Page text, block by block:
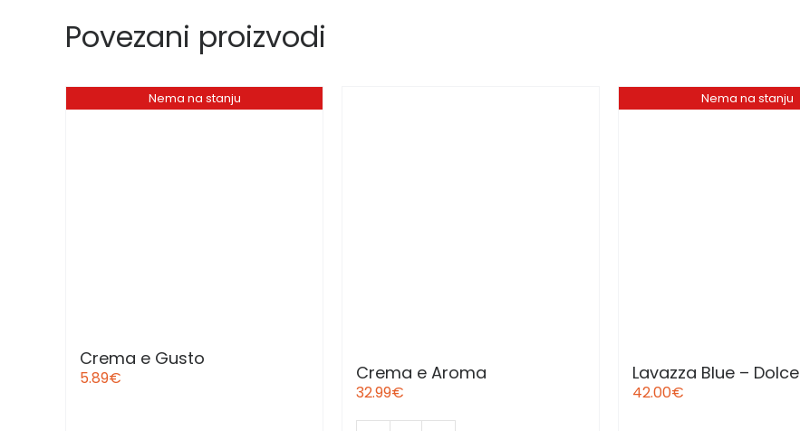
Povezani proizvodi
Nema na stanju
Crema e Gusto
5.89€ Crema e Aroma
32.99€
Nema na stanju
Lavazza Blue – Dolce
42.00€